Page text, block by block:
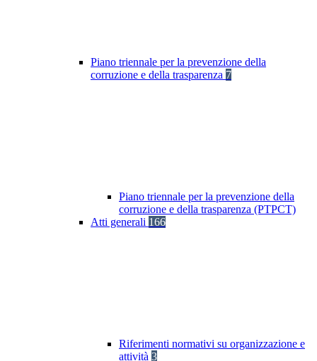
Piano triennale per la prevenzione della
corruzione e della trasparenza 7
Piano triennale per la prevenzione della
corruzione e della trasparenza (PTPCT)
Atti generali 166
Riferimenti normativi su organizzazione e
attività 3